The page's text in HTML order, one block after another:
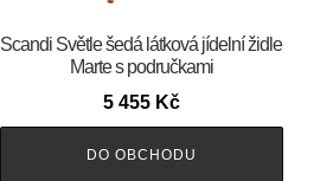
Scandi Světle šedá látková jídelní židle
Marte s područkami
5 455 Kč
DO OBCHODU